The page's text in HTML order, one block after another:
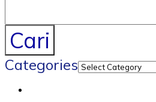
Cari
Categories